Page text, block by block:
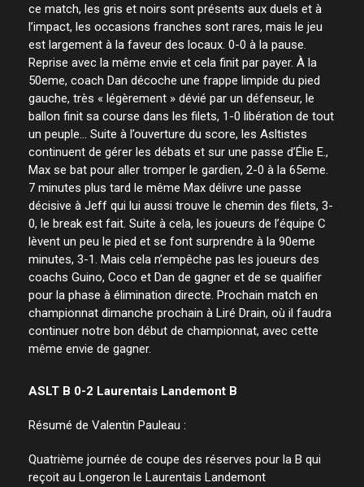
ce match, les gris et noirs sont présents aux duels et à
l’impact, les occasions franches sont rares, mais le jeu
est largement à la faveur des locaux. 0-0 à la pause.
Reprise avec la même envie et cela finit par payer. À la
50eme, coach Dan décoche une frappe limpide du pied
gauche, très « légèrement » dévié par un défenseur, le
ballon finit sa course dans les filets, 1-0 libération de tout
un peuple… Suite à l’ouverture du score, les Asltistes
continuent de gérer les débats et sur une passe d’Élie E.,
Max se bat pour aller tromper le gardien, 2-0 à la 65eme.
7 minutes plus tard le même Max délivre une passe
décisive à Jeff qui lui aussi trouve le chemin des filets, 3-
0, le break est fait. Suite à cela, les joueurs de l’équipe C
lèvent un peu le pied et se font surprendre à la 90eme
minutes, 3-1. Mais cela n’empêche pas les joueurs des
coachs Guino, Coco et Dan de gagner et de se qualifier
pour la phase à élimination directe. Prochain match en
championnat dimanche prochain à Liré Drain, où il faudra
continuer notre bon début de championnat, avec cette
même envie de gagner.
ASLT B 0-2 Laurentais Landemont B
Résumé de Valentin Pauleau :
Quatrième journée de coupe des réserves pour la B qui
reçoit au Longeron le Laurentais Landemont